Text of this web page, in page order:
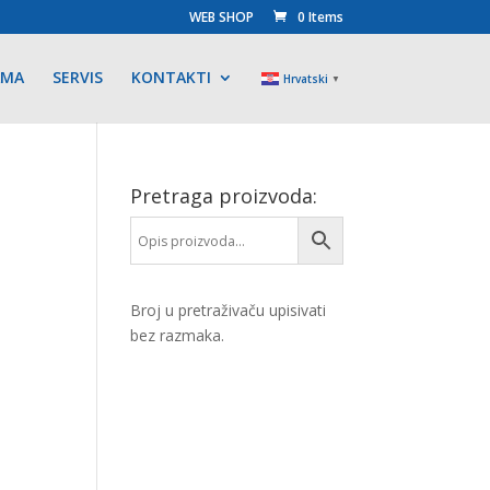
WEB SHOP 0 Items
SERVIS KONTAKTI Hrvatski ▼
Pretraga proizvoda:
Broj u pretraživaču upisivati
bez razmaka.